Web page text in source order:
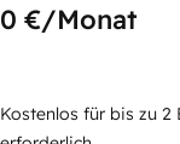
0 €/Monat
Kostenlos für bis zu 2